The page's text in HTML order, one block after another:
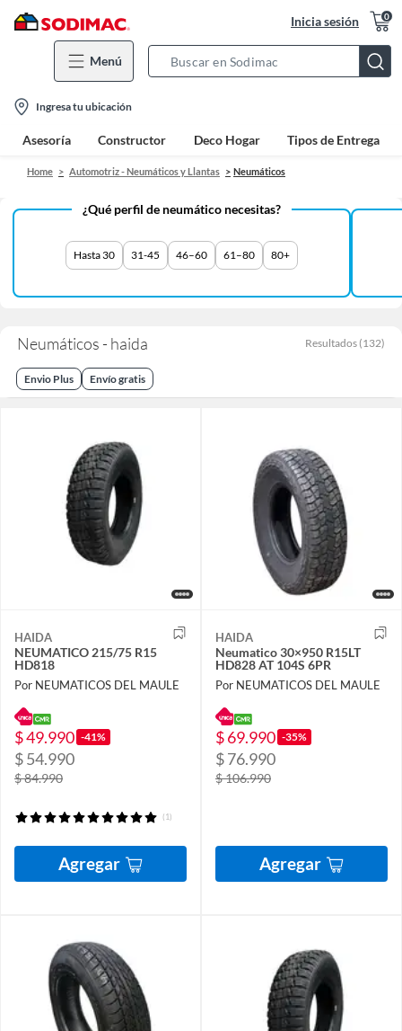
Inicia sesión 0
Menú
Bar
location-
icon
Ingresa tu ubicación
Asesoría Constructor Deco Hogar Tipos de Entrega
Home Automotriz - Neumáticos y Llantas Neumáticos
¿Qué perfil de neumático necesitas?
Hasta 30 31-45 46–60 61–80 80+
Neumáticos - haida Resultados (132)
Envio Plus Envío gratis
HAIDA
NEUMATICO 215/75 R15
HD818
Por NEUMATICOS DEL MAULE
$ 49.990 -41%
$ 54.990
$ 84.990
(1)
Agregar
HAIDA
Neumatico 30×950 R15LT
HD828 AT 104S 6PR
Por NEUMATICOS DEL MAULE
$ 69.990 -35%
$ 76.990
$ 106.990
Agregar